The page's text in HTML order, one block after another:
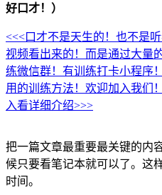
好口才！）
<<<口才不是天生的！也不是
视频看出来的！而是通过大量
练微信群！有训练打卡小程序
用的训练方法！欢迎加入我们
入看详细介绍>>>
把一篇文章最重要最关键的内
候只要看笔记本就可以了。这
时间。